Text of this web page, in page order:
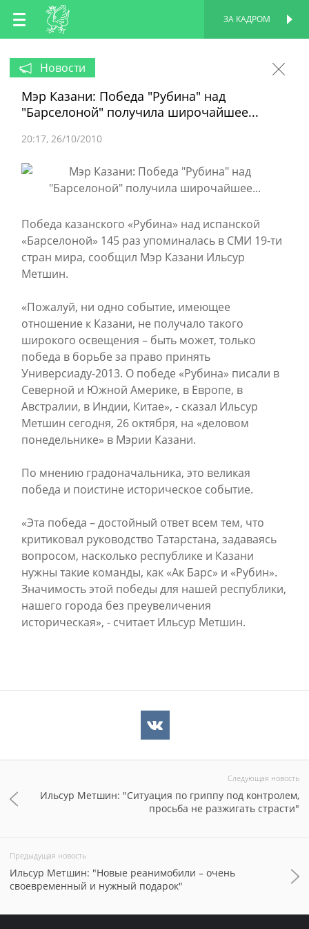
RU
EN
ЗА КАДРОМ
Новости
Мэр Казани: Победа "Рубина" над
"Барселоной" получила широчайшее...
20:17 26/10/2010
Победа казанского «Рубина» над испанской
«Барселоной» 145 раз упоминалась в СМИ 19-ти
стран мира, сообщил Мэр Казани Ильсур
Метшин.
«Пожалуй, ни одно событие, имеющее
отношение к Казани, не получало такого
широкого освещения – быть может, только
победа в борьбе за право принять
Универсиаду-2013. О победе «Рубина» писали в
Северной и Южной Америке, в Европе, в
Австралии, в Индии, Китае», - сказал Ильсур
Метшин сегодня, 26 октября, на «деловом
понедельнике» в Мэрии Казани.
По мнению градоначальника, это великая
победа и поистине историческое событие.
«Эта победа – достойный ответ всем тем, что
критиковал руководство Татарстана, задаваясь
вопросом, насколько республике и Казани
нужны такие команды, как «Ак Барс» и «Рубин».
Значимость этой победы для нашей республики,
нашего города без преувеличения
историческая», - считает Ильсур Метшин.
Следующая новость
Ильсур Метшин: "Ситуация по гриппу под контролем,
просьба не разжигать страсти"
Предыдущая новость
Ильсур Метшин: "Новые реанимобили – очень
своевременный и нужный подарок"
ПЕРСОНАЛЬНАЯ